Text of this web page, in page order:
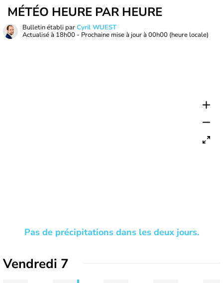
MÉTÉO HEURE PAR HEURE
Bulletin établi parCyril WUEST
Actualisé à 18h00 - Prochaine mise à jour à 00h00 (heure locale)
Pas de précipitations dans les deux jours.
Vendredi 7